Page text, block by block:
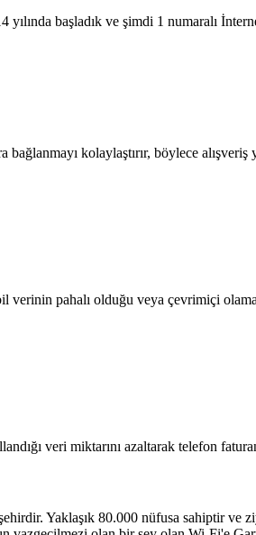
başladık ve şimdi 1 numaralı
kolaylaştırır, böylece
pahalı olduğu veya çevrimiçi
veri miktarını azaltarak telefon
Yaklaşık 80.000 nüfusa sahiptir ve